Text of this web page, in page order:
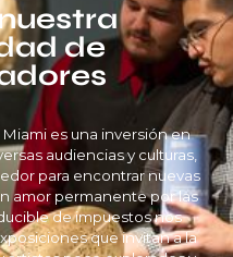
de
es una inversión en
audiencias y culturas,
para encontrar nuevas
amor permanente por las
de impuestos nos
que invitan a la